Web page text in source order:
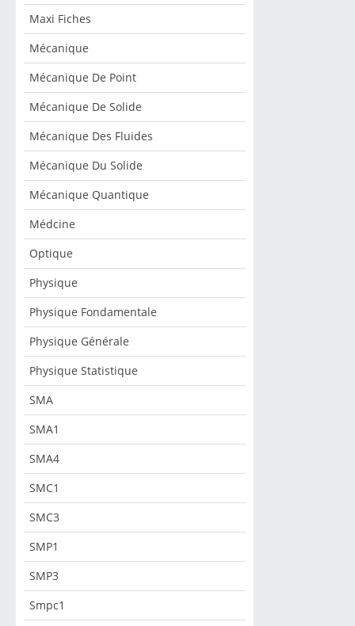
Maxi Fiches
Mécanique
Mécanique De Point
Mécanique De Solide
Mécanique Des Fluides
Mécanique Du Solide
Mécanique Quantique
Médcine
Optique
Physique
Physique Fondamentale
Physique Générale
Physique Statistique
SMA
SMA1
SMA4
SMC1
SMC3
SMP1
SMP3
Smpc1